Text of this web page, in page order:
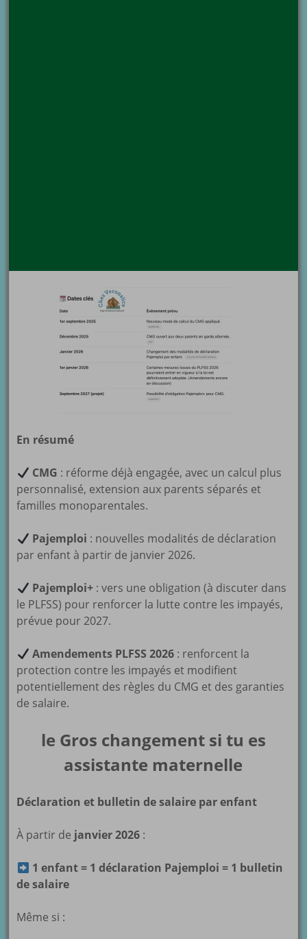
En résumé
CMG : réforme déjà engagée, avec un calcul plus
personnalisé, extension aux parents séparés et
familles monoparentales.
Pajemploi : nouvelles modalités de déclaration
par enfant à partir de janvier 2026.
Pajemploi+: vers une obligation (à discuter dans
le PLFSS) pour renforcer la lutte contre les impayés,
prévue pour 2027.
Amendements PLFSS 2026: renforcent la
protection contre les impayés et modifient
potentiellement des règles du CMG et des garanties
de salaire.
le Gros changement si tu es
assistante maternelle
Déclaration et bulletin de salaire par enfant
À partir de janvier 2026 :
1 enfant = 1 déclaration Pajemploi = 1 bulletin
de salaire
Même si :